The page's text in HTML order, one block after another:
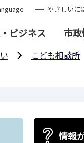
やさしいに
ビジネス 市
こども相談所
情報